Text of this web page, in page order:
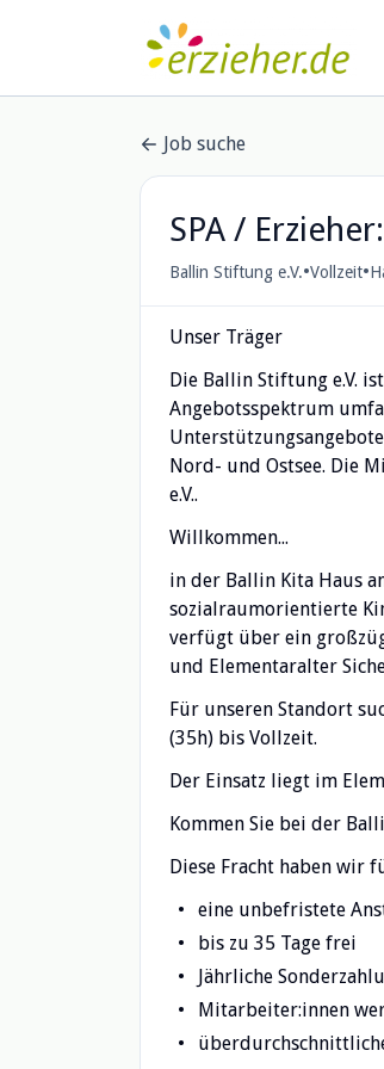
Job suche
SPA /
Ballin Stiftung e.V.•Vollzeit•
Unser Träger
Die Ballin Stiftung e.V.
Angebotsspektrum
Nord- und Ostsee. Die
e.V..
Willkommen...
in der Ballin Kita Haus
sozialraumorientierte
verfügt über ein
und Elementaralter
Für unseren Standort
(35h) bis Vollzeit.
Der Einsatz liegt im
Kommen Sie bei der
Diese Fracht haben wir
eine unbefristete
bis zu 35 Tage frei
Jährliche
Mitarbeiter:innen